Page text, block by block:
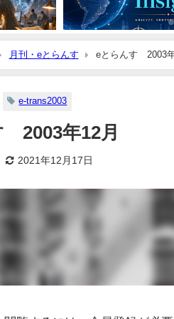
月刊・eとらんす eとらんす 2003
e-trans2003
2003年12月
2021年12月17日